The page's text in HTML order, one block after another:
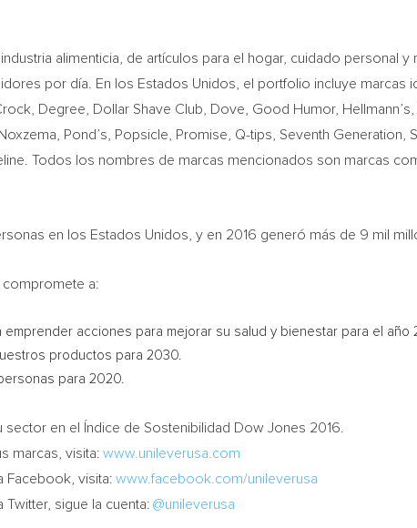
alimenticia, de artículos para el hogar, cuidado personal
por día. En los Estados Unidos, el portfolio incluye marcas
Degree, Dollar Shave Club, Dove, Good Humor, Hellmann’s,
Pond’s, Popsicle, Promise, Q-tips, Seventh Generation,
Todos los nombres de marcas mencionados son marcas
en los Estados Unidos, y en 2016 generó más de 9 mil
compromete a:
acciones para mejorar su salud y bienestar para el año
productos para 2030.
para 2020.
en el Índice de Sostenibilidad Dow Jones 2016.
marcas, visita: www.unileverusa.com
Facebook, visita: www.facebook.com/unileverusa
sigue la cuenta: @unileverusa